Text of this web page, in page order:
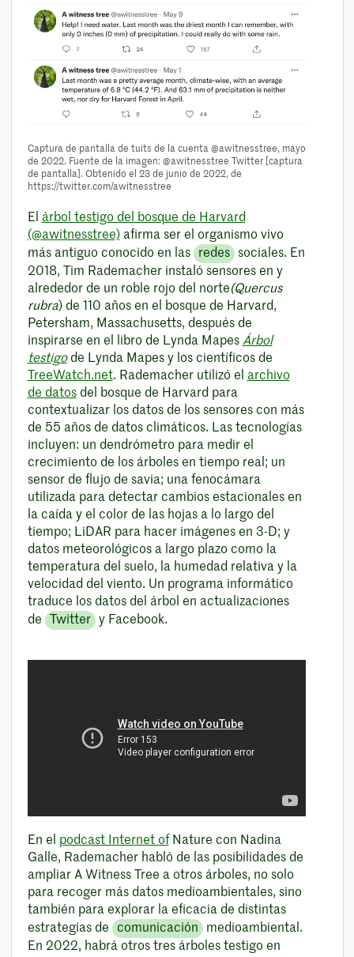
Captura de pantalla de tuits de la cuenta @awitnesstree, mayo
de 2022. Fuente de la imagen: @awitnesstree Twitter [captura
de pantalla]. Obtenido el 23 de junio de 2022, de
https://twitter.com/awitnesstree
El árbol testigo del bosque de Harvard
(@awitnesstree)afirma ser el organismo vivo
más antiguo conocido en las
redes sociales. En
2018, Tim Rademacher instaló sensores en y
alrededor de un roble rojo del norte(Quercus
rubra) de 110 años en el bosque de Harvard,
Petersham, Massachusetts, después de
inspirarse en el libro de Lynda Mapes Árbol
testigode Lynda Mapes y los científicos de
TreeWatch.net. Rademacher utilizó el archivo
de datosdel bosque de Harvard para
contextualizar los datos de los sensores con más
de 55 años de datos climáticos. Las tecnologías
incluyen: un dendrómetro para medir el
crecimiento de los árboles en tiempo real; un
sensor de flujo de savia; una fenocámara
utilizada para detectar cambios estacionales en
la caída y el color de las hojas a lo largo del
tiempo; LiDAR para hacer imágenes en 3-D; y
datos meteorológicos a largo plazo como la
temperatura del suelo, la humedad relativa y la
velocidad del viento. Un programa informático
traduce los datos del árbol en actualizaciones
de
Twitter y Facebook.
En el podcast Internet ofNature con Nadina
Galle, Rademacher habló de las posibilidades de
ampliar A Witness Tree a otros árboles, no solo
para recoger más datos medioambientales, sino
también para explorar la eficacia de distintas
estrategias de
comunicación medioambiental.
En 2022, habrá otros tres árboles testigo en